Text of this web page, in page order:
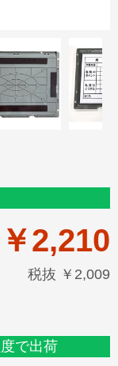
￥2,210
税抜 ￥2,009
で出荷